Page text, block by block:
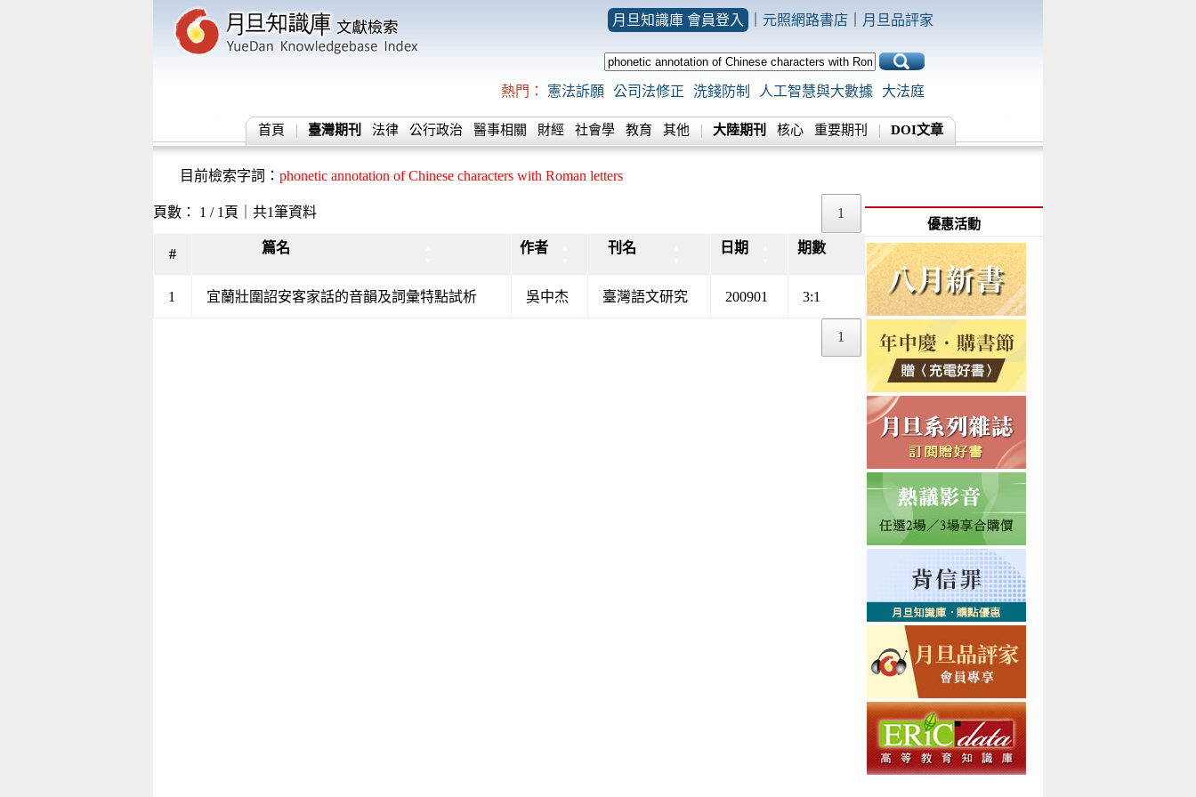
月旦知識庫 會員登入 元照網路書店 月旦品評家
熱門： 憲法訴願 公司法修正 洗錢防制 人工智慧與大數據 大法庭
首頁 臺灣期刊 法律 公行政治 醫事相關 財經 社會學 教育 其他 大陸期刊 核心 重要期刊 DOI文章
目前檢索字詞： phonetic annotation of Chinese characters with Roman letters
頁數： 1 / 1頁｜共1筆資料 1
# 篇名 作者 刊名 日期 期數
1 宜蘭壯圍詔安客家話的音韻及詞彙特點試析 吳中杰 臺灣語文研究 200901 3:1
1
優惠活動